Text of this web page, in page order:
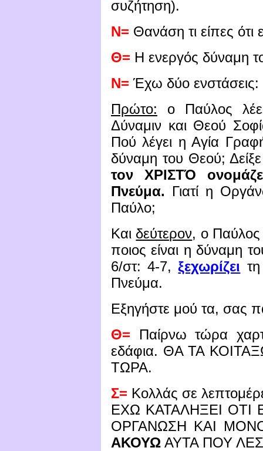
συζήτηση).
Ν= Θανάση τι είπες ότι
Θ= Η ενεργός δύναμη
Ν= Έχω δύο ενστάσεις:
Πρώτο: ο Παύλος
Δύναμιν και Θεού
Πού λέγει η Αγία
δύναμη του Θεού;
τον ΧΡΙΣΤΌ
Πνεύμα. Γιατί η
Παύλο;
Και δεύτερον, ο Παύλος
ποιος είναι η δύναμη
6/στ: 4-7,ξεχωρίζει
Πνεύμα.
Εξηγήστε μού τα, σας
Θ= Παίρνω τώρα
εδάφια. ΘΑ ΤΑ
ΤΩΡΑ.
Σ= Κολλάς σε
ΕΧΩ ΚΑΤΑΛΗΞΕΙ
ΟΡΓΑΝΩΣΗ ΚΑΙ
ΑΚΟΥΩ ΑΥΤΑ ΠΟΥ